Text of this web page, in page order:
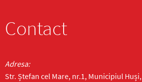
Contact
Adresa:
Str. Ștefan cel Mare, nr.1, Municipiul Huși,